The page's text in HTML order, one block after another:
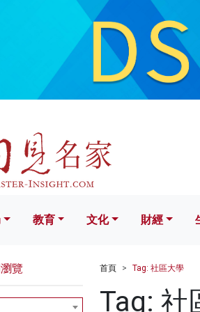
文化 財經 生活
教育 文化 財經
首頁 Tag: 社區大學
Tag: 社
覽